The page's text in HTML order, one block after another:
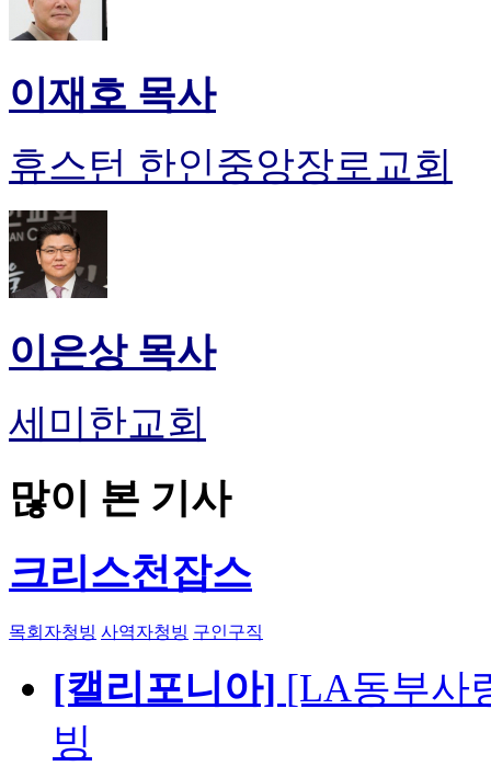
이재호 목사
휴스턴 한인중앙장로교회
이은상 목사
세미한교회
많이 본 기사
크리스천잡스
목회자청빙 사역자청빙 구인구직
[캘리포니아] [LA동부사
빙